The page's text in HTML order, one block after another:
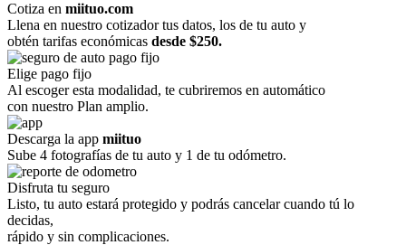
Cotiza en miituo.com
Llena en nuestro cotizador tus datos, los de tu auto y
obtén tarifas económicas desde $250.
Elige pago fijo
Al escoger esta modalidad, te cubriremos en automático
con nuestro Plan amplio.
Descarga la app miituo
Sube 4 fotografías de tu auto y 1 de tu odómetro.
Disfruta tu seguro
Listo, tu auto estará protegido y podrás cancelar cuando tú lo
decidas,
rápido y sin complicaciones.